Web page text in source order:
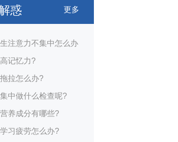
惑 更多
生注意力不集中怎么办
记忆力?
拉怎么办?
中做什么检查呢?
养成分有哪些?
习疲劳怎么办?